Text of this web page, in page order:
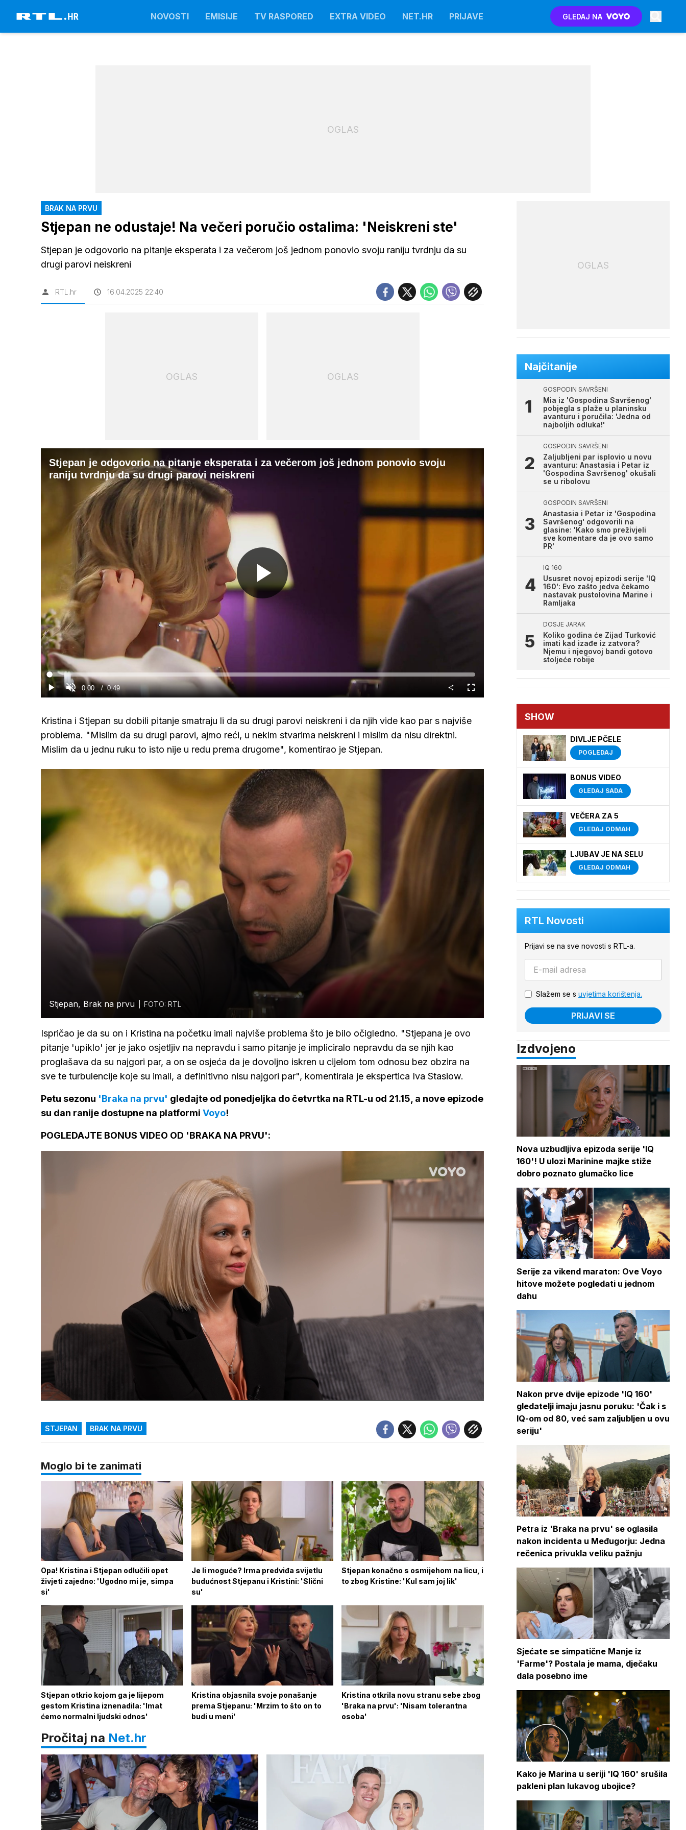
NOVOSTI EMISIJE TV RASPORED EXTRA VIDEO NET.HR PRIJAVE GLEDAJ NA
OGLAS
BRAK NA PRVU
Stjepan ne odustaje! Na večeri poručio ostalima: 'Neiskreni ste'
Stjepan je odgovorio na pitanje eksperata i za večerom još jednom ponovio svoju raniju tvrdnju da su
drugi parovi neiskreni
RTL.hr 16.04.2025 22:40
OGLAS OGLAS
Stjepan je odgovorio na pitanje eksperata i za večerom još jednom ponovio svoju
raniju tvrdnju da su drugi parovi neiskreni
GledajUpali
zvuk
Current
0:00 / Duration
0:49
Loaded:
0%
Cijeli
zaslon
Kristina i Stjepan su dobili pitanje smatraju li da su drugi parovi neiskreni i da njih vide kao par s najviše
problema. "Mislim da su drugi parovi, ajmo reći, u nekim stvarima neiskreni i mislim da nisu direktni.
Mislim da u jednu ruku to isto nije u redu prema drugome", komentirao je Stjepan.
Stjepan, Brak na prvu FOTO: RTL
Ispričao je da su on i Kristina na početku imali najviše problema što je bilo očigledno. "Stjepana je ovo
pitanje 'upiklo' jer je jako osjetljiv na nepravdu i samo pitanje je impliciralo nepravdu da se njih kao
proglašava da su najgori par, a on se osjeća da je dovoljno iskren u cijelom tom odnosu bez obzira na
sve te turbulencije koje su imali, a definitivno nisu najgori par", komentirala je ekspertica Iva Stasiow.
Petu sezonu 'Braka na prvu' gledajte od ponedjeljka do četvrtka na RTL-u od 21.15, a nove epizode
su dan ranije dostupne na platformi Voyo!
POGLEDAJTE BONUS VIDEO OD 'BRAKA NA PRVU':
zvuk
STJEPAN BRAK NA PRVU
Moglo bi te zanimati
Opa! Kristina i Stjepan odlučili opet
živjeti zajedno: 'Ugodno mi je, simpa
si'
Je li moguće? Irma predviđa svijetlu
budućnost Stjepanu i Kristini: 'Slični
su'
Stjepan konačno s osmijehom na licu, i
to zbog Kristine: 'Kul sam joj lik'
Stjepan otkrio kojom ga je lijepom
gestom Kristina iznenadila: 'Imat
ćemo normalni ljudski odnos'
Kristina objasnila svoje ponašanje
prema Stjepanu: 'Mrzim to što on to
budi u meni'
Kristina otkrila novu stranu sebe zbog
'Braka na prvu': 'Nisam tolerantna
osoba'
Pročitaj na Net.hr
OGLAS
Najčitanije
GOSPODIN SAVRŠENI
Mia iz 'Gospodina Savršenog'
pobjegla s plaže u planinsku
avanturu i poručila: 'Jedna od
najboljih odluka!'
GOSPODIN SAVRŠENI
Zaljubljeni par isplovio u novu
avanturu: Anastasia i Petar iz
'Gospodina Savršenog' okušali
se u ribolovu
GOSPODIN SAVRŠENI
Anastasia i Petar iz 'Gospodina
Savršenog' odgovorili na
glasine: 'Kako smo preživjeli
sve komentare da je ovo samo
PR'
IQ 160
Ususret novoj epizodi serije 'IQ
160': Evo zašto jedva čekamo
nastavak pustolovina Marine i
Ramljaka
DOSJE JARAK
Koliko godina će Zijad Turković
imati kad izađe iz zatvora?
Njemu i njegovoj bandi gotovo
stoljeće robije
SHOW
DIVLJE PČELE
POGLEDAJ
BONUS VIDEO
GLEDAJ SADA
VEČERA ZA 5
GLEDAJ ODMAH
LJUBAV JE NA SELU
GLEDAJ ODMAH
RTL Novosti
Prijavi se na sve novosti s RTL-a.
Slažem se s uvjetima korištenja.
PRIJAVI SE
Izdvojeno
Nova uzbudljiva epizoda serije 'IQ
160'! U ulozi Marinine majke stiže
dobro poznato glumačko lice
Serije za vikend maraton: Ove Voyo
hitove možete pogledati u jednom
dahu
Nakon prve dvije epizode 'IQ 160'
gledatelji imaju jasnu poruku: 'Čak i s
IQ-om od 80, već sam zaljubljen u ovu
seriju'
Petra iz 'Braka na prvu' se oglasila
nakon incidenta u Međugorju: Jedna
rečenica privukla veliku pažnju
Sjećate se simpatične Manje iz
'Farme'? Postala je mama, dječaku
dala posebno ime
Kako je Marina u seriji 'IQ 160' srušila
pakleni plan lukavog ubojice?